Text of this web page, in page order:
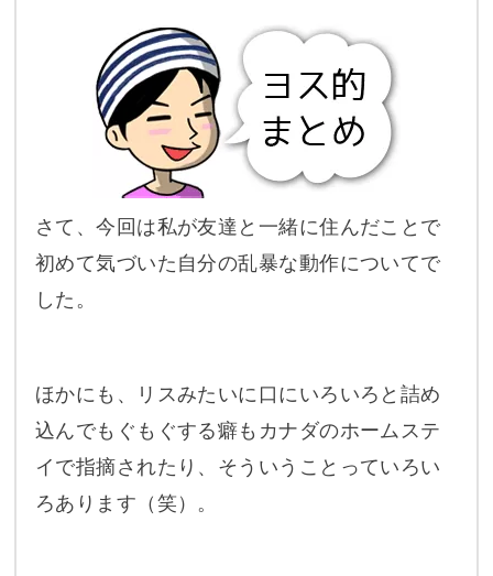
さて、今回は私が友達と一緒に住んだことで
初めて気づいた自分の乱暴な動作についてで
した。
ほかにも、リスみたいに口にいろいろと詰め
込んでもぐもぐする癖もカナダのホームステ
イで指摘されたり、そういうことっていろい
ろあります（笑）。